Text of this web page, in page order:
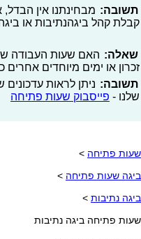
תשובה: מבחינתנו אין הבדל,
קבלת קהל ביגהנתיבות או
שאלה: האם שעות העבודה
זכרון או ימים מיוחדים אחרים
תשובה: ניתן לראות עדכונים
שלנו - פייסבוק שעות פתיחה
שעות פתיחה >
ביגה שעות פתיחה >
ביגה נתיבות >
שעות פתיחה ביגה נתיבות